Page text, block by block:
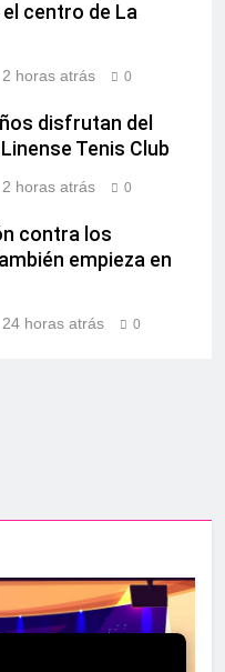
centro de La
2 horas atrás 0
disfrutan del
Tenis Club
2 horas atrás 0
contra los
empieza en
24 horas atrás 0